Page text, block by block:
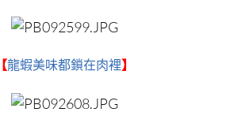
【龍蝦美味都鎖在肉裡】